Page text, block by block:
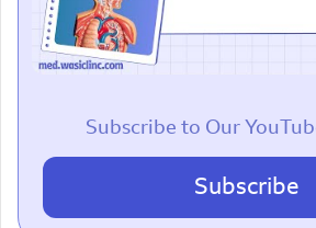
Subscribe to Our
Subscribe